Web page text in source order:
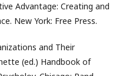
Advantage: Creating and
New York: Free Press.
and Their
(ed.) Handbook of